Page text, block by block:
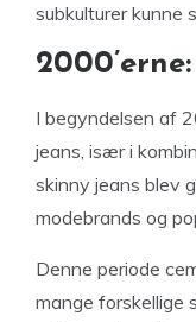
subkulturer
I begyndelsen af
jeans, især i
skinny jeans blev
modebrands og
Denne periode
mange forskellige